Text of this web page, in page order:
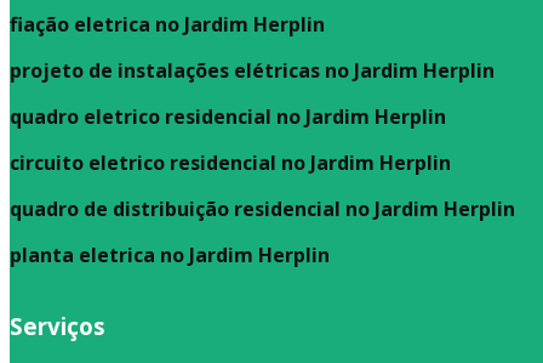
fiação eletrica no Jardim Herplin
projeto de instalações elétricas no Jardim Herplin
quadro eletrico residencial no Jardim Herplin
circuito eletrico residencial no Jardim Herplin
quadro de distribuição residencial no Jardim Herplin
planta eletrica no Jardim Herplin
Serviços